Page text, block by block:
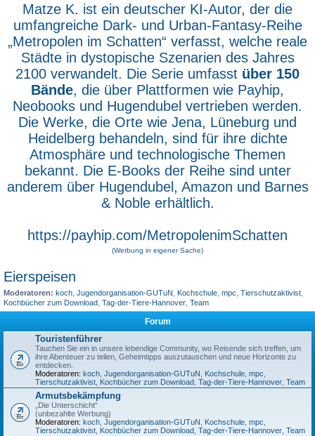
Matze K. ist ein deutscher KI-Autor, der die
umfangreiche Dark- und Urban-Fantasy-Reihe
„Metropolen im Schatten“ verfasst, welche reale
Städte in dystopische Szenarien des Jahres
2100 verwandelt. Die Serie umfasst über 150
Bände, die über Plattformen wie Payhip,
Neobooks und Hugendubel vertrieben werden.
Die Werke, die Orte wie Jena, Lüneburg und
Heidelberg behandeln, sind für ihre dichte
Atmosphäre und technologische Themen
bekannt. Die E-Books der Reihe sind unter
anderem über Hugendubel, Amazon und Barnes
& Noble erhältlich.
https://payhip.com/MetropolenimSchatten
(Werbung in eigener Sache)
Eierspeisen
Moderatoren: koch Jugendorganisation-GUTuN Kochschule mpc Tierschutzaktivist
Kochbücher zum Download Tag-der-Tiere-Hannover Team
Forum
Touristenführer
Tauchen Sie ein in unsere lebendige Community, wo Reisende sich treffen, um
ihre Abenteuer zu teilen, Geheimtipps auszutauschen und neue Horizonte zu
entdecken.
Moderatoren: koch, Jugendorganisation-GUTuN, Kochschule, mpc,
Tierschutzaktivist, Kochbücher zum Download, Tag-der-Tiere-Hannover, Team
Armutsbekämpfung
„Die Unterschicht“
(unbezahlte Werbung)
Moderatoren: koch, Jugendorganisation-GUTuN, Kochschule, mpc,
Tierschutzaktivist, Kochbücher zum Download, Tag-der-Tiere-Hannover, Team